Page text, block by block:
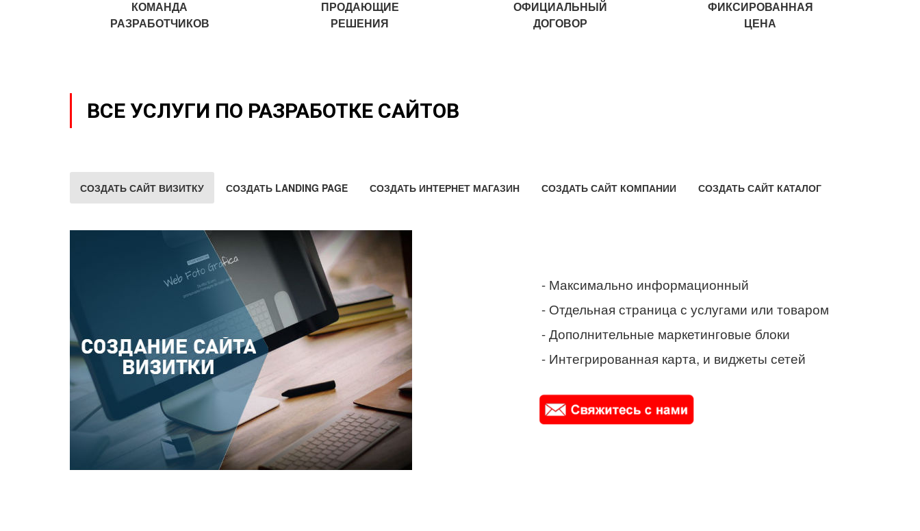
КОМАНДА
РАЗРАБОТЧИКОВ
ПРОДАЮЩИЕ
РЕШЕНИЯ
ОФИЦИАЛЬНЫЙ
ДОГОВОР
ФИКСИРОВАННАЯ
ЦЕНА
ВСЕ УСЛУГИ ПО РАЗРАБОТКЕ САЙТОВ
СОЗДАТЬ САЙТ ВИЗИТКУ СОЗДАТЬ LANDING PAGE СОЗДАТЬ ИНТЕРНЕТ МАГАЗИН СОЗДАТЬ САЙТ КОМПАНИИ СОЗДАТЬ САЙТ КАТАЛОГ
- Максимально информационный
- Отдельная страница с услугами или товаром
- Дополнительные маркетинговые блоки
- Интегрированная карта, и виджеты сетей